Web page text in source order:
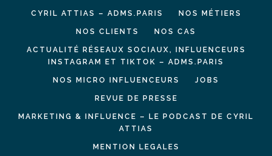
CYRIL ATTIAS – ADMS.PARIS NOS MÉTIERS
NOS CLIENTS NOS CAS
ACTUALITÉ RÉSEAUX SOCIAUX, INFLUENCEURS
INSTAGRAM ET TIKTOK – ADMS.PARIS
NOS MICRO INFLUENCEURS JOBS
REVUE DE PRESSE
MARKETING & INFLUENCE – LE PODCAST DE CYRIL
ATTIAS
MENTION LEGALES